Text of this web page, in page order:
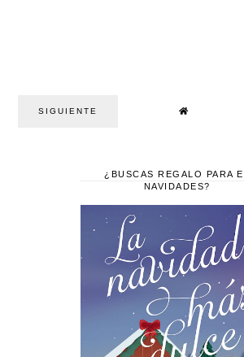
SIGUIENTE
¿BUSCAS REGALO PARA
NAVIDADES?